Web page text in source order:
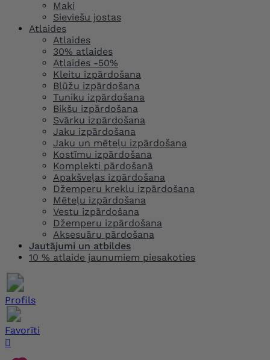
Maki
Sieviešu jostas
Atlaides
Atlaides
30% atlaides
Atlaides -50%
Kleitu izpārdošana
Blūžu izpārdošana
Tuniku izpārdošana
Bikšu izpārdošana
Svārku izpārdošana
Jaku izpārdošana
Jaku un mēteļu izpārdošana
Kostīmu izpārdošana
Komplekti pārdošanā
Apakšveļas izpārdošana
Džemperu kreklu izpārdošana
Mēteļu izpārdošana
Vestu izpārdošana
Džemperu izpārdošana
Aksesuāru pārdošana
Jautājumi un atbildes
10 % atlaide jaunumiem piesakoties
Profils
Favorīti
